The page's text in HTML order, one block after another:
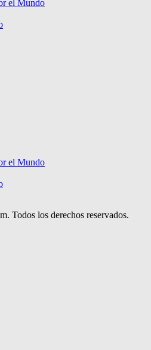
el Mundo
el Mundo
Todos los derechos reservados.